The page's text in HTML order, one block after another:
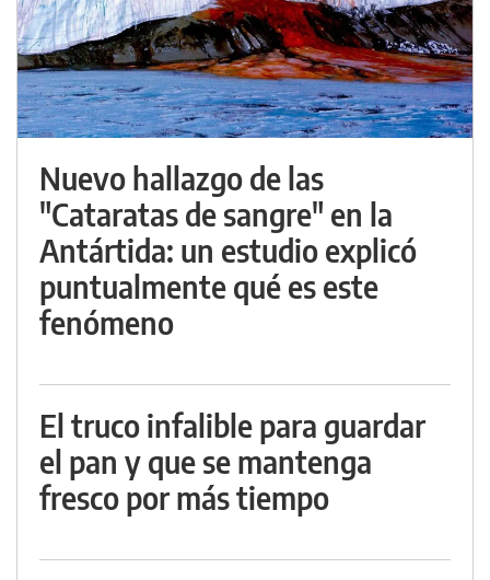
Nuevo hallazgo de las
"Cataratas de sangre" en la
Antártida: un estudio explicó
puntualmente qué es este
fenómeno
El truco infalible para guardar
el pan y que se mantenga
fresco por más tiempo